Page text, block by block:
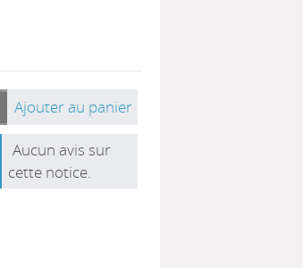
Ajouter au panier
Aucun avis sur
cette notice.